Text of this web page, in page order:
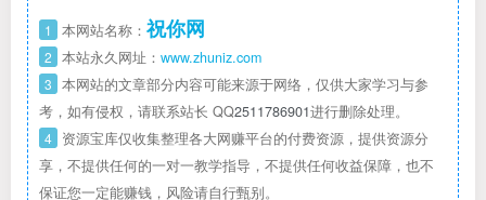
1 本网站名称： 祝你网
2 本站永久网址： www.zhuniz.com
3 本网站的文章部分内容可能来源于网络，仅供大家学习与参
考，如有侵权，请联系站长 QQ2511786901进行删除处理。
4 资源宝库仅收集整理各大网赚平台的付费资源，提供资源分
享，不提供任何的一对一教学指导，不提供任何收益保障，也不
保证您一定能赚钱，风险请自行甄别。